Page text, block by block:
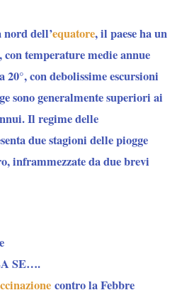
nord dell’equatore, il paese ha un
temperature medie annue
20°, con debolissime escursioni
sono generalmente superiori ai
Il regime delle
due stagioni delle piogge
inframmezzate da due brevi
SE….
contro la Febbre